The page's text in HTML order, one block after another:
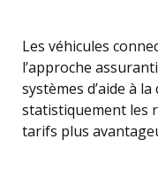
Les véhicules
l’approche
systèmes d’aide à
statistiquement les
tarifs plus